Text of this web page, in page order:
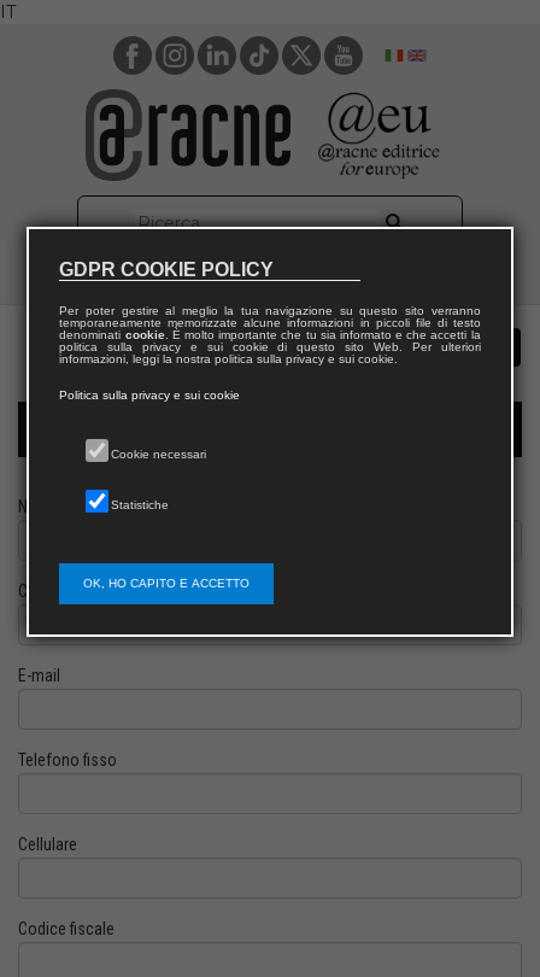
IT
Modulo richiesta saggio biblioteca
Nome
Cognome
E-mail
Telefono fisso
Cellulare
Codice fiscale
GDPR COOKIE POLICY
Per poter gestire al meglio la tua navigazione su questo sito verranno
temporaneamente memorizzate alcune informazioni in piccoli file di testo
denominati cookie. È molto importante che tu sia informato e che accetti la
politica sulla privacy e sui cookie di questo sito Web. Per ulteriori
informazioni, leggi la nostra politica sulla privacy e sui cookie.
Politica sulla privacy e sui cookie
Cookie necessari
Statistiche
OK, HO CAPITO E ACCETTO